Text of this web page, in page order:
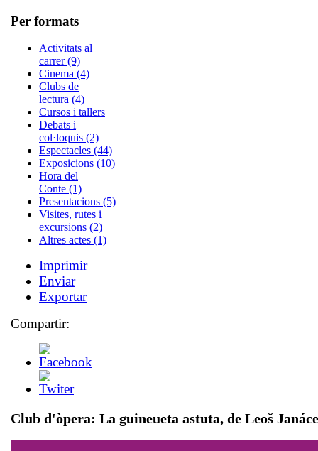
Per formats
Activitats al
carrer (9)
Cinema (4)
Clubs de
lectura (4)
Cursos i tallers
Debats i
col·loquis (2)
Espectacles (44)
Exposicions (10)
Hora del
Conte (1)
Presentacions (5)
Visites, rutes i
excursions (2)
Altres actes (1)
Imprimir
Enviar
Exportar
Compartir:
Club d'òpera: La guineueta astuta, de Leoš